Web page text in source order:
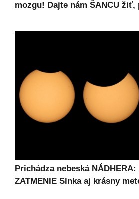
mozgu! Dajte nám ŠANCU
Prichádza nebeská
ZATMENIE Slnka aj krásny